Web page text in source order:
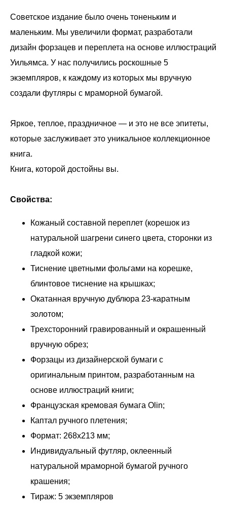
Советское издание было очень тоненьким и
маленьким. Мы увеличили формат, разработали
дизайн форзацев и переплета на основе иллюстраций
Уильямса. У нас получились роскошные 5
экземпляров, к каждому из которых мы вручную
создали футляры с мраморной бумагой.
Яркое, теплое, праздничное — и это не все эпитеты,
которые заслуживает это уникальное коллекционное
книга.
Книга, которой достойны вы.
Свойства:
Кожаный составной переплет (корешок из
натуральной шагрени синего цвета, сторонки из
гладкой кожи;
Тиснение цветными фольгами на корешке,
блинтовое тиснение на крышках;
Окатанная вручную дублюра 23-каратным
золотом;
Трехсторонний гравированный и окрашенный
вручную обрез;
Форзацы из дизайнерской бумаги с
оригинальным принтом, разработанным на
основе иллюстраций книги;
Французская кремовая бумага Olin;
Каптал ручного плетения;
Формат: 268х213 мм;
Индивидуальный футляр, оклеенный
натуральной мраморной бумагой ручного
крашения;
Тираж: 5 экземпляров